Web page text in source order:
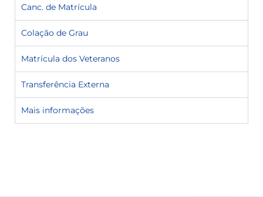
Canc. de Matrícula
Colação de Grau
Matrícula dos Veteranos
Transferência Externa
Mais informações